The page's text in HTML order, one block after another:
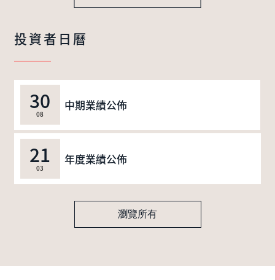
投資者日曆
30
08
中期業績公佈
21
03
年度業績公佈
瀏覽所有